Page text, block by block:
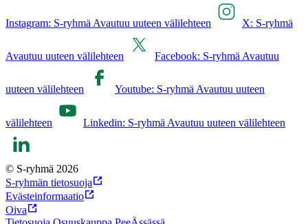
Instagram: S-ryhmä Avautuu uuteen välilehteen X: S-ryhmä
Avautuu uuteen välilehteen Facebook: S-ryhmä Avautuu
uuteen välilehteen Youtube: S-ryhmä Avautuu uuteen
välilehteen Linkedin: S-ryhmä Avautuu uuteen välilehteen
© S-ryhmä 2026
S-ryhmän tietosuoja
Evästeinformaatio
Oiva